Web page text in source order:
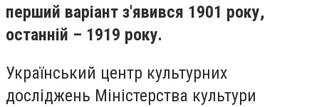
перший варіант з'явився 1901 року,
останній – 1919 року.
Український центр культурних
досліджень Міністерства культури